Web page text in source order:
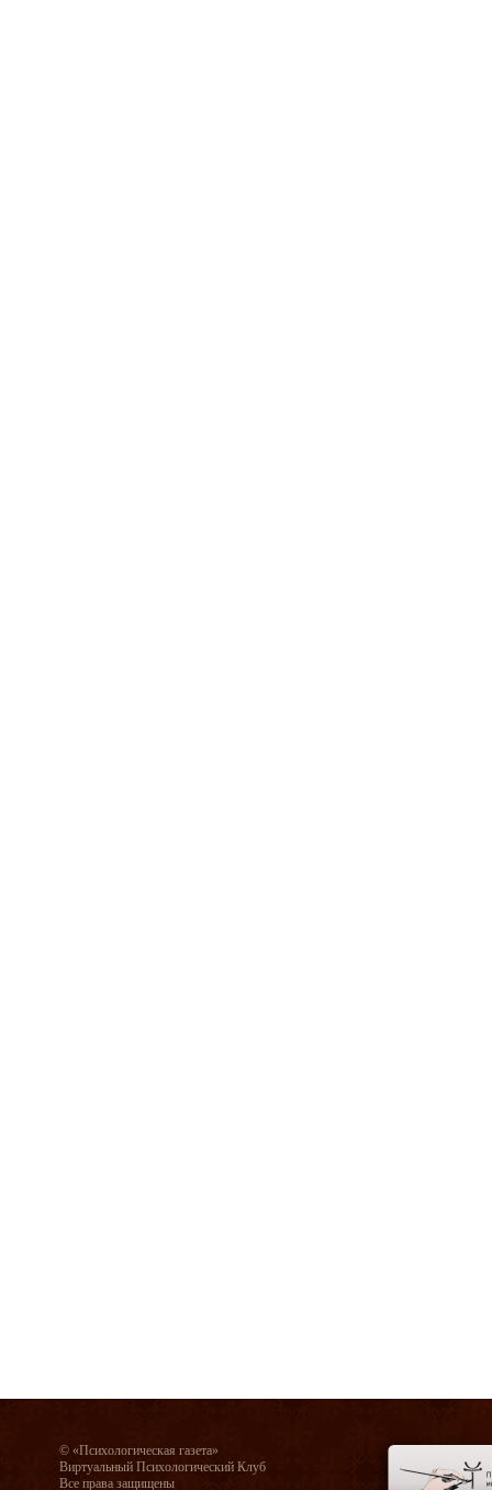
© «Психологическая газета»
Виртуальный Психологический Клуб
Все права защищены